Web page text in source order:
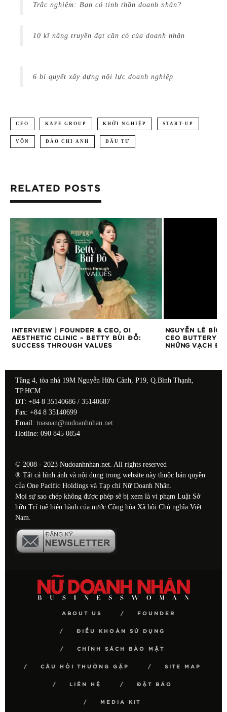
Trắc nghiệm: Bạn có tinh thần doanh nhân?
10 kĩ năng truyền đạt cần có của doanh nhân
6 bí quyết xây dựng nội lực doanh nghiệp
CEO KAFE GROUP KHỞI NGHIỆP START-UP
VỐN ĐÀO CHI ANH ĐẦU TƯ
RELATED POSTS
INTERVIEW | FOUNDER & CEO, OI
AESTHETIC CLINIC – BETTY BÙI ĐỖ:
SUCCESS THROUGH VALUES
NGUYỄN LÊ
CEO BUTTERY
NHỮNG VẠCH
Tầng 4, tòa nhà 19M Nguyễn Hữu Cảnh, P19, Q.Bình Thạnh,
TP.HCM
ĐT: +84 8 35140686 / 35140687
Fax: +84 8 35140699
Email: toasoan@nudoanhnhan.net
Hotline: 090 845 0854
© 2008 - 2023 Nudoanhnhan.net. All rights reserved
® Tất cả hình ảnh và nội dung trong website này thuộc bản quyền
của One Pacific Holdings và Tạp chí Nữ Doanh Nhân.
Mọi sự sao chép không được phép sẽ bị xem là vi phạm Luật Sở
hữu Trí tuệ hiện hành của nước Cộng hòa Xã hội Chủ nghĩa Việt
Nam.
ABOUT US FOUNDER
ĐIỀU KHOẢN SỬ DỤNG
CHÍNH SÁCH BẢO MẬT
CÂU HỎI THƯỜNG GẶP SITE MAP
LIÊN HỆ ĐẶT BÁO
MEDIA KIT